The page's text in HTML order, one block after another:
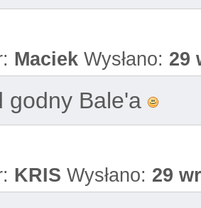
Maciek Wysłano: 29
godny Bale'a
KRIS Wysłano: 29